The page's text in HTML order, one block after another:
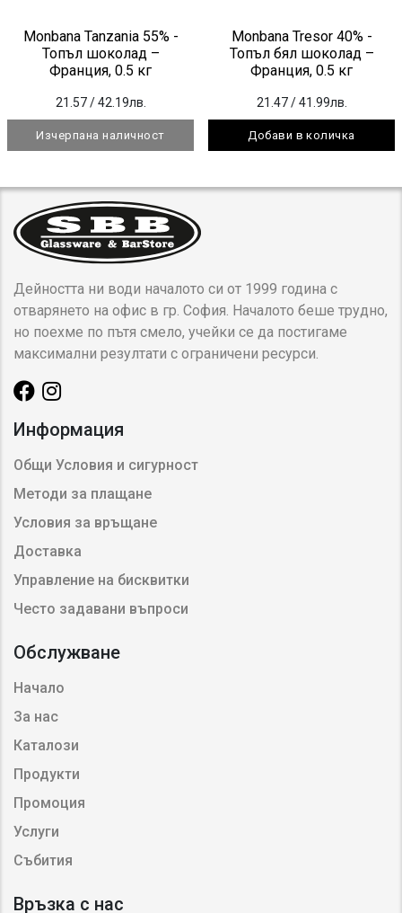
Monbana Tanzania 55% -
Топъл шоколад –
Франция, 0.5 кг
21.57 / 42.19лв.
Изчерпана наличност
Monbana Tresor 40% -
Топъл бял шоколад –
Франция, 0.5 кг
21.47 / 41.99лв.
Добави в количка
Дейността ни води началото си от 1999 година с
отварянето на офис в гр. София. Началото беше трудно,
но поехме по пътя смело, учейки се да постигаме
максимални резултати с ограничени ресурси.
Информация
Общи Условия и сигурност
Методи за плащане
Условия за връщане
Доставка
Управление на бисквитки
Често задавани въпроси
Обслужване
Начало
За нас
Каталози
Продукти
Промоция
Услуги
Събития
Връзка с нас